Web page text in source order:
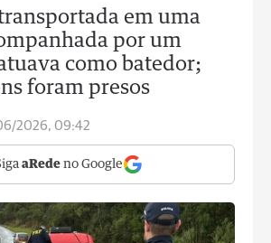
em uma
por um
como batedor;
foram presos
2026, 09:42
aRede no Google